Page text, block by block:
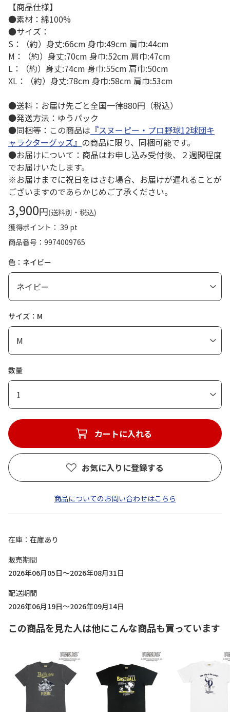
【商品仕様】
●素材：綿100%
●サイズ：
S：（約）身丈:66cm 身巾:49cm 肩巾:44cm
M：（約）身丈:70cm 身巾:52cm 肩巾:47cm
L：（約）身丈:74cm 身巾:55cm 肩巾:50cm
XL：（約）身丈:78cm 身巾:58cm 肩巾:53cm
●送料：お届け先ごと全国一律880円（税込）
●発送方法：ゆうパック
●同梱等：この商品は 『スヌーピー・プロ野球12球団キ
ャラクターグッズ』 の商品に限り、同梱可能です。
●お届けについて：商品はお申し込み受付後、２週間程度
でお届けいたします。
※お届けまでに祝日をはさむ場合、お届けが遅れることが
ございますのであらかじめご了承ください。
3,900円(送料別・税込)
獲得ポイント： 39 pt
商品番号
9974009765
色：ネイビー
サイズ：M
数量
1
カートに入れる
お気に入りに登録する
商品についてのお問い合わせはこちら
在庫
在庫あり
販売期間
2026年06月05日～2026年08月31日
配送期間
2026年06月19日～2026年09月14日
この商品を見た人は他にこんな商品も買っています